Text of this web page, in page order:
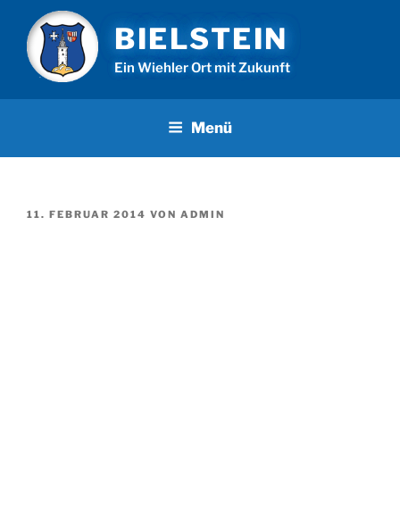
Inhalt
springen
BIELSTEIN
Ein Wiehler Ort mit Zukunft
Menü
VERÖFFENTLICHT
11. FEBRUAR 2014 VON ADMIN